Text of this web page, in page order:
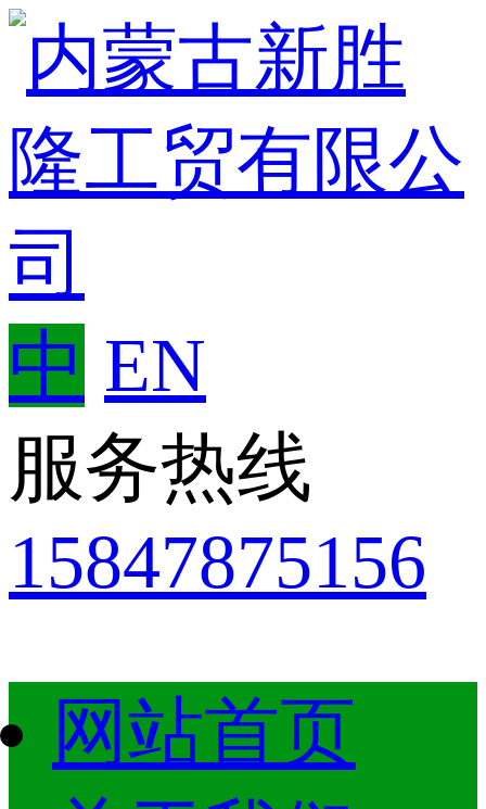
中 EN
服务热线
15847875156
网站首页